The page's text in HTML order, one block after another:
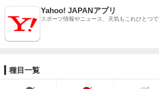
Yahoo! JAPANアプリ
スポーツ情報やニュース、天気もこれひとつで
種目一覧